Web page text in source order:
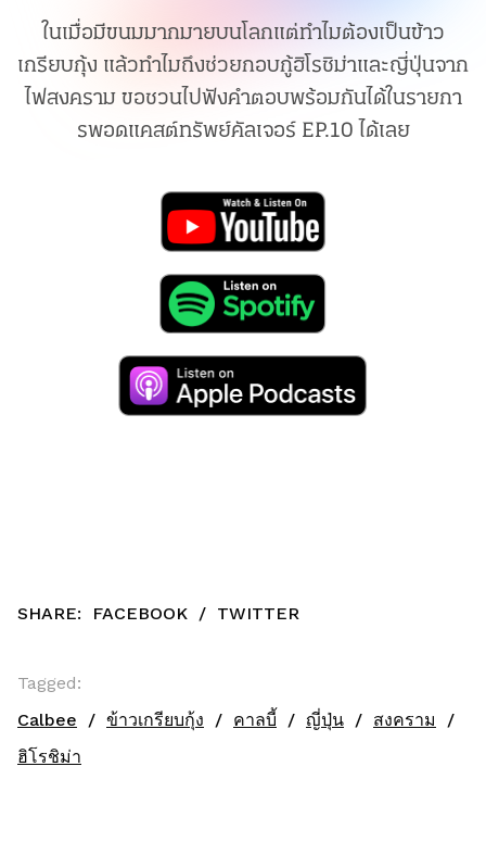
ในเมื่อมีขนมมากมายบนโลกแต่ทำไมต้องเป็นข้าว
เกรียบกุ้ง แล้วทำไมถึงช่วยกอบกู้ฮิโรชิม่าและญี่ปุ่นจาก
ไฟสงคราม ขอชวนไปฟังคำตอบพร้อมกันได้ในรายกา
รพอดแคสต์ทรัพย์คัลเจอร์ EP.10 ได้เลย
SHARE: FACEBOOK / TWITTER
Tagged:
Calbee
ข้าวเกรียบกุ้ง คาลบี้ ญี่ปุ่น
สงคราม
ฮิโรชิม่า